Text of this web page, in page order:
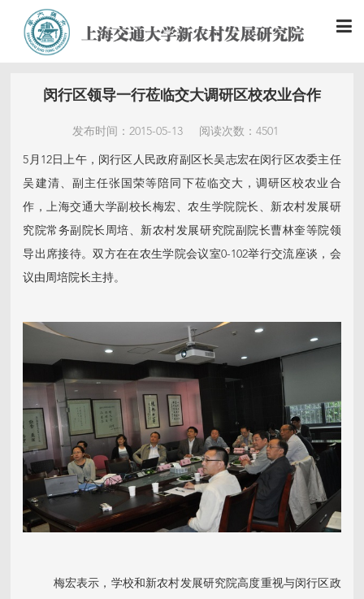
闵行区领导一行莅临交大调研区校农业合作
发布时间：2015-05-13 阅读次数：4501
5月12日上午，闵行区人民政府副区长吴志宏在闵行区农委主任
吴建清、副主任张国荣等陪同下莅临交大，调研区校农业合
作，上海交通大学副校长梅宏、农生学院院长、新农村发展研
究院常务副院长周培、新农村发展研究院副院长曹林奎等院领
导出席接待。双方在在农生学院会议室0-102举行交流座谈，会
议由周培院长主持。
梅宏表示，学校和新农村发展研究院高度重视与闵行区政